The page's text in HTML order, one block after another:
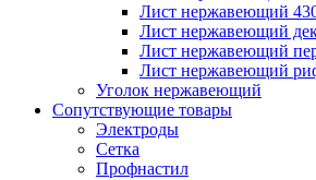
Лист нержавеющий
Лист нержавеющий
Лист нержавеющий
Лист нержавеющий
Уголок нержавеющий
Cопутствующие товары
Электроды
Сетка
Профнастил